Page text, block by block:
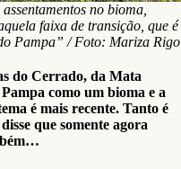
no bioma,
faixa de transição, que é
Pampa” / Foto: Mariza Rigo
do Cerrado, da Mata
como um bioma e a
é mais recente. Tanto é
que somente agora